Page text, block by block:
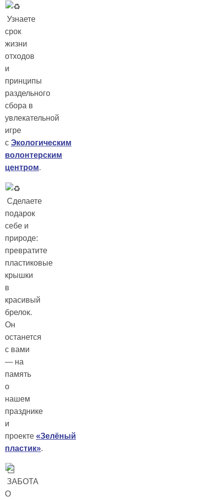
Узнаете
срок
жизни
отходов
и
принципы
раздельного
сбора в
увлекательной
игре
с Экологическим
волонтерским
центром.
Сделаете
подарок
себе и
природе:
превратите
пластиковые
крышки
в
красивый
брелок.
Он
останется
с вами
— на
память
о
нашем
празднике
и
проекте «Зелёный
пластик».
ЗАБОТА
О